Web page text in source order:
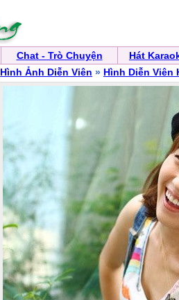
Chat - Trò Chuyện Hát
Hình Ảnh Diễn Viên » Hình Diễn Viên